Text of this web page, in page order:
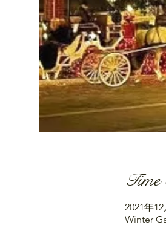
Time
2021年
Winter